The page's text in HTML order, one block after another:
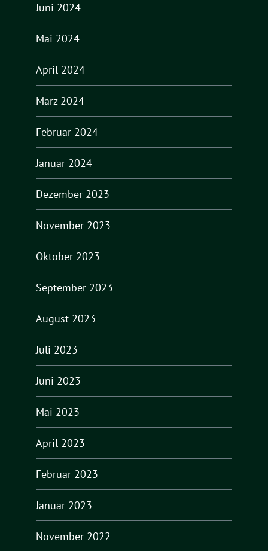
Juni 2024
Mai 2024
April 2024
März 2024
Februar 2024
Januar 2024
Dezember 2023
November 2023
Oktober 2023
September 2023
August 2023
Juli 2023
Juni 2023
Mai 2023
April 2023
Februar 2023
Januar 2023
November 2022